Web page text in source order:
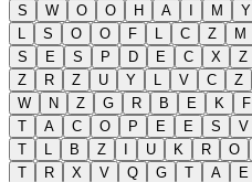
S
W O O H A I M Y
L
S O O F L C Z M
S
E S P D E C X Z
Z
R Z U Y L V C Z
W
N Z G R B E K F
T
A C O P E E S V
T
L B Z I U K R O
T
R X V Q G T A E